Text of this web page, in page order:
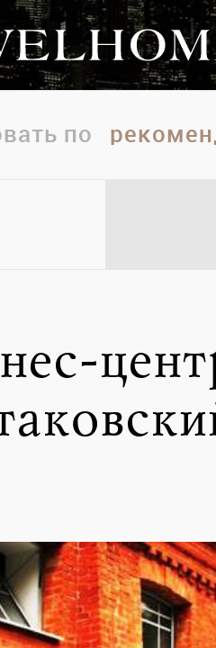
по